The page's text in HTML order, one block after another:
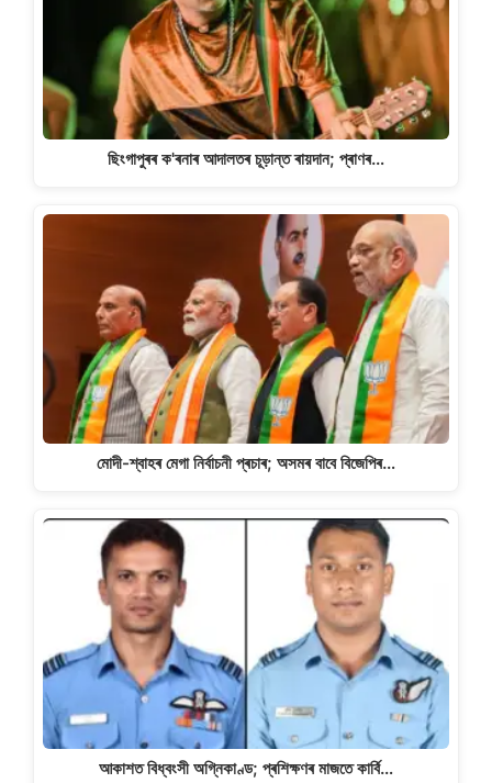
ছিংগাপুৰৰ ক'ৰনাৰ আদালতৰ চূড়ান্ত ৰায়দান; প্ৰাণৰ…
মোদী-শ্বাহৰ মেগা নিৰ্বাচনী প্ৰচাৰ; অসমৰ বাবে বিজেপিৰ…
আকাশত বিধ্বংসী অগ্নিকাণ্ড; প্ৰশিক্ষণৰ মাজতে কাৰ্বি…